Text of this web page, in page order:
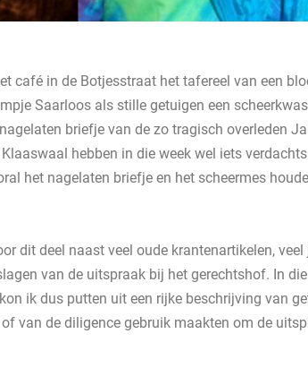
café in de Botjesstraat het tafereel van een
Saarloos als stille getuigen een
briefje van de zo tragisch overleden
hebben in die week wel iets
het nagelaten briefje en het scheermes
dit deel naast veel oude krantenartikelen,
van de uitspraak bij het gerechtshof. In
ik dus putten uit een rijke beschrijving van
van de diligence gebruik maakten om de